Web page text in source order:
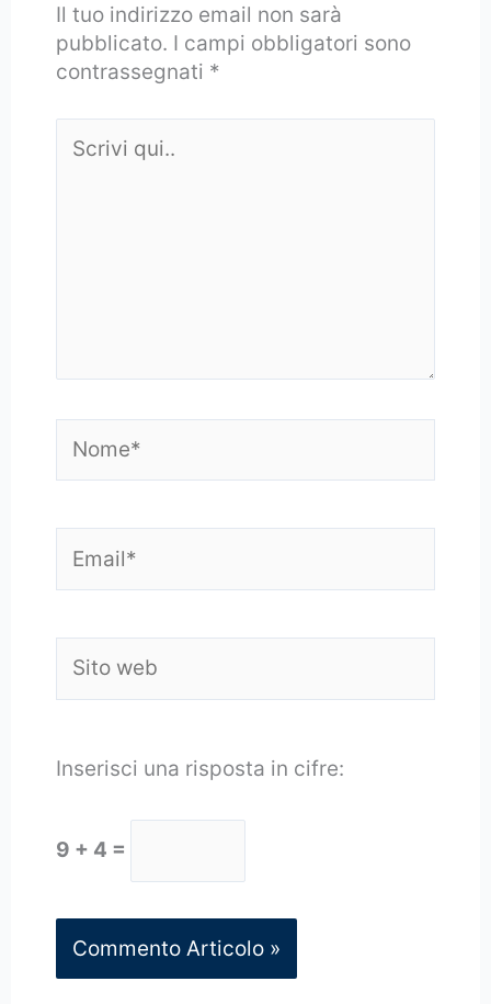
Il tuo indirizzo email non sarà
pubblicato. I campi obbligatori sono
contrassegnati *
qui..
web
Inserisci una risposta in cifre:
9 + 4 =